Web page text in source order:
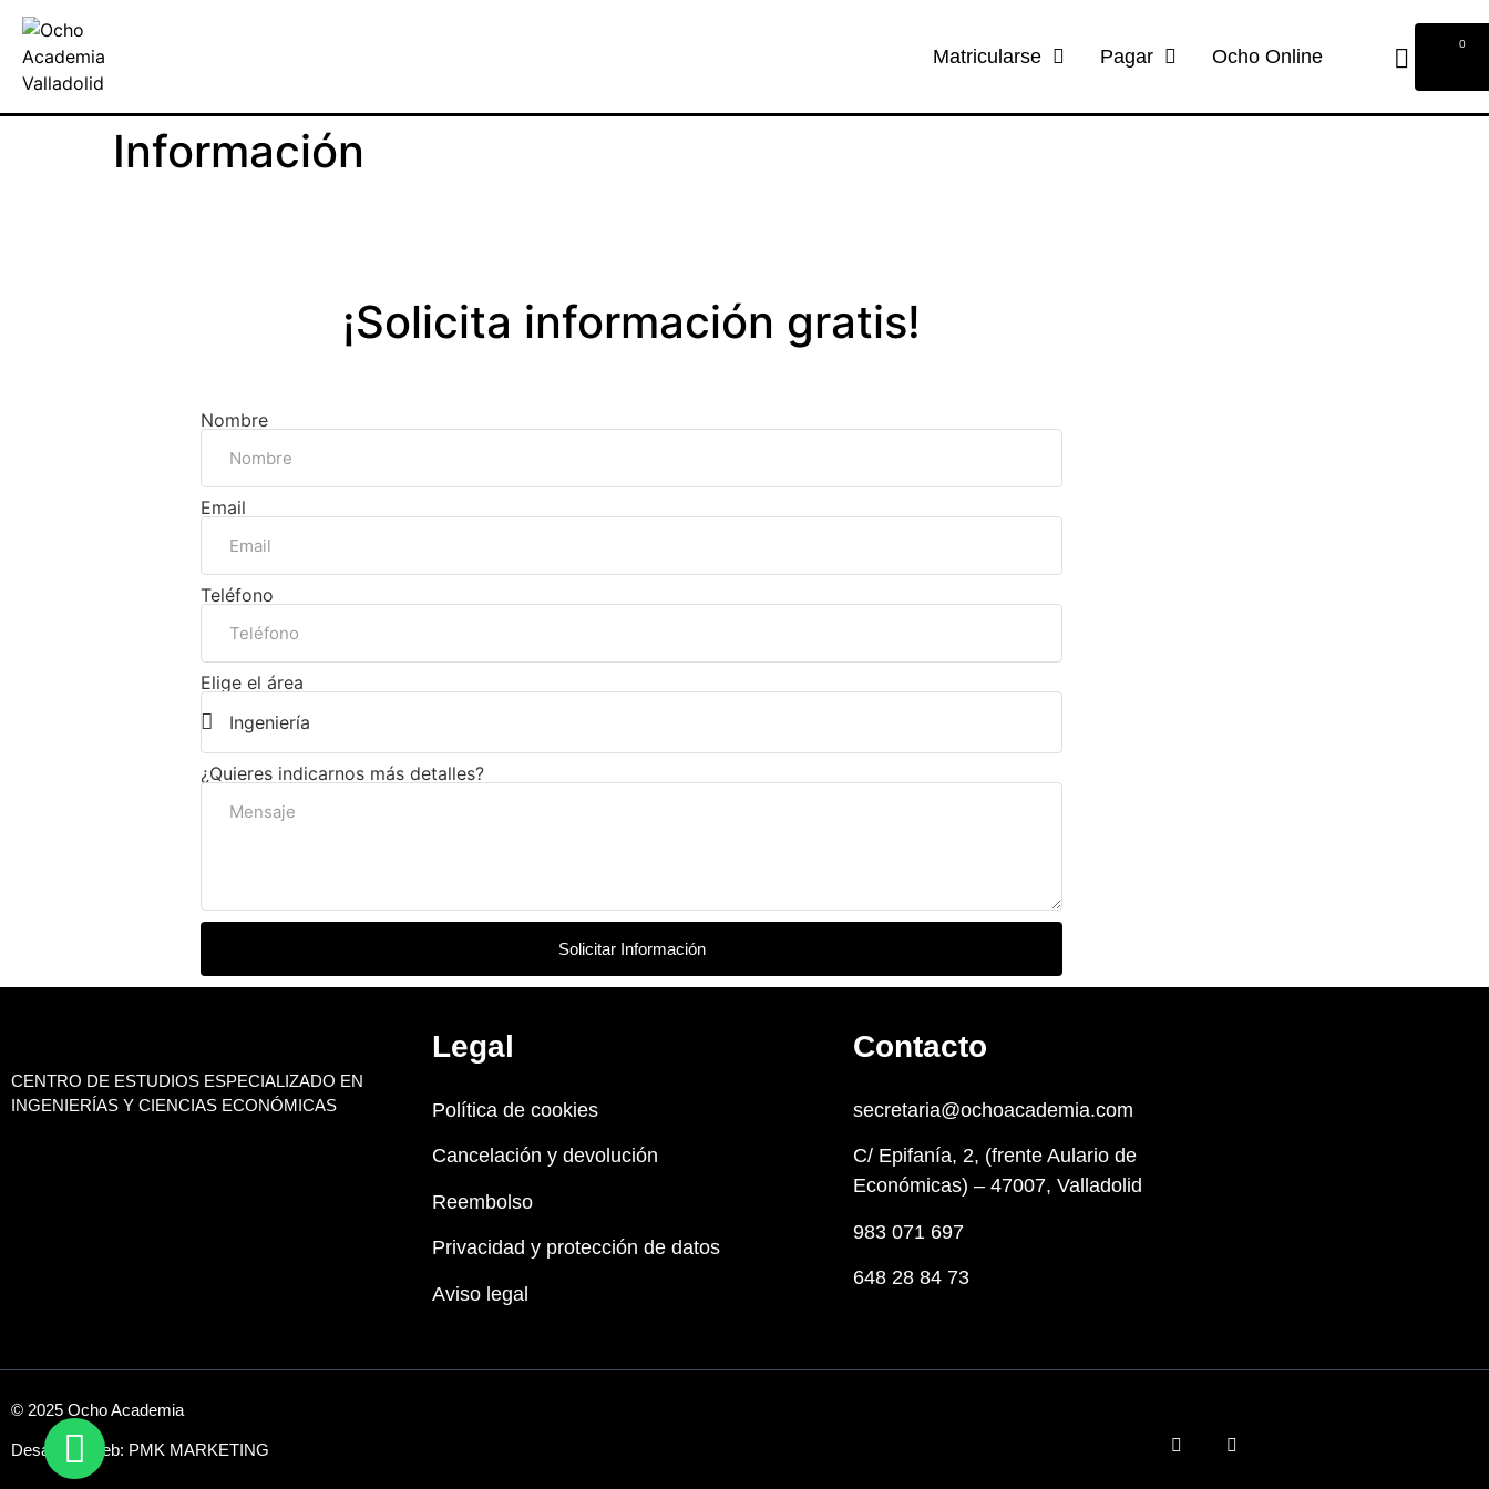
Matricularse Pagar Ocho Online
0
Información
¡Solicita información gratis!
Nombre
Email
Teléfono
Elige el área
¿Quieres indicarnos más detalles?
Solicitar Información
CENTRO DE ESTUDIOS ESPECIALIZADO EN
INGENIERÍAS Y CIENCIAS ECONÓMICAS
Legal
Política de cookies
Cancelación y devolución
Reembolso
Privacidad y protección de datos
Aviso legal
Contacto
secretaria@ochoacademia.com
C/ Epifanía, 2, (frente Aulario de
Económicas) – 47007, Valladolid
983 071 697
648 28 84 73
© 2025 Ocho Academia
Desarrollo web: PMK MARKETING